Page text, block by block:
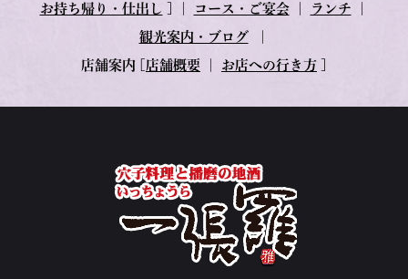
お持ち帰り・仕出し コース・ご宴会｜ ランチ
観光案内・ブログ｜
店舗案内 店舗概要 お店への行き方